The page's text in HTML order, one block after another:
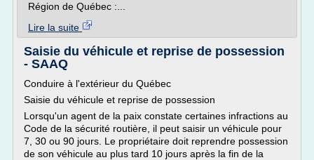
Région de Québec :...
Lire la suite
Saisie du véhicule et reprise de possession
- SAAQ
Conduire à l'extérieur du Québec
Saisie du véhicule et reprise de possession
Lorsqu'un agent de la paix constate certaines infractions au
Code de la sécurité routière, il peut saisir un véhicule pour
7, 30 ou 90 jours. Le propriétaire doit reprendre possession
de son véhicule au plus tard 10 jours après la fin de la